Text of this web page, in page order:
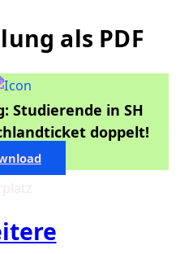
als PDF
Studierende in SH
doppelt!